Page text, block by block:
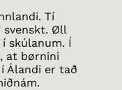
Tí
svenskt. Øll
skúlanum. Í
at børnini
Álandi er tað